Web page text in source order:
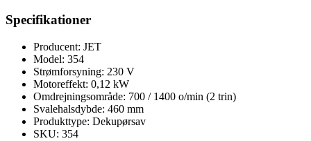
Specifikationer
Producent: JET
Model: 354
Strømforsyning: 230 V
Motoreffekt: 0,12 kW
Omdrejningsområde: 700 / 1400 o/min (2 trin)
Svalehalsdybde: 460 mm
Produkttype: Dekupørsav
SKU: 354